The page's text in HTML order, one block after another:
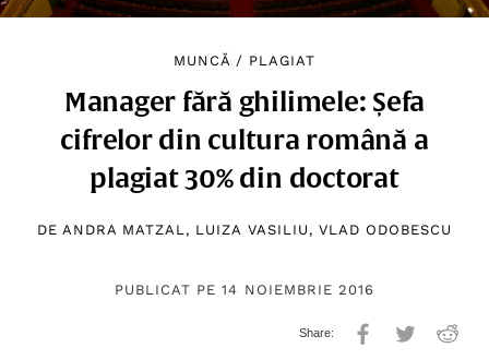
MUNCĂ / PLAGIAT
Manager fără ghilimele: Șefa
cifrelor din cultura română a
plagiat 30% din doctorat
DE ANDRA MATZAL, LUIZA VASILIU , VLAD ODOBESCU
PUBLICAT PE 14 NOIEMBRIE 2016